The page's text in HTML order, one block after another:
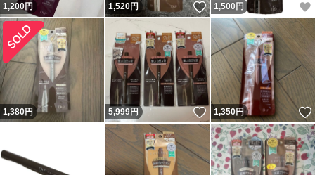
1,200円 1,520円 いいね！
1,500 円
1,380円 5,999円 いいね！
1,350円